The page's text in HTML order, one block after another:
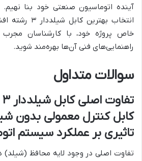
آینده اتوماسیون صنعتی خود بنا
انتخاب
خاص پروژه خود، با کارشناسان
راهنمایی‌های فنی آن‌ها بهره‌مند شوید.
سوالات متداول
کابل کنترل معمولی بدون
تاثیری بر عملکرد سیستم
تفاوت اصلی در وجود لایه محافظ (شیلد)